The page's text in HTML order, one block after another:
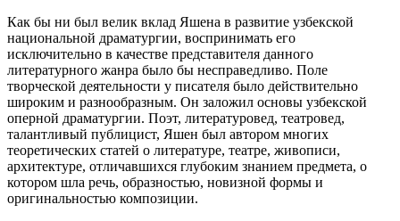
Как бы ни был велик вклад Яшена в развитие узбекской
национальной драматургии, воспринимать его
исключительно в качестве представителя данного
литературного жанра было бы несправедливо. Поле
творческой деятельности у писателя было действительно
широким и разнообразным. Он заложил основы узбекской
оперной драматургии. Поэт, литературовед, театровед,
талантливый публицист, Яшен был автором многих
теоретических статей о литературе, театре, живописи,
архитектуре, отличавшихся глубоким знанием предмета, о
котором шла речь, образностью, новизной формы и
оригинальностью композиции.